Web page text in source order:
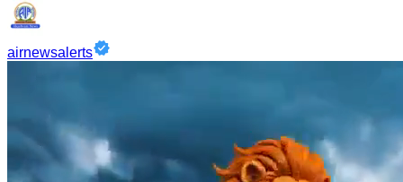
airnewsalerts